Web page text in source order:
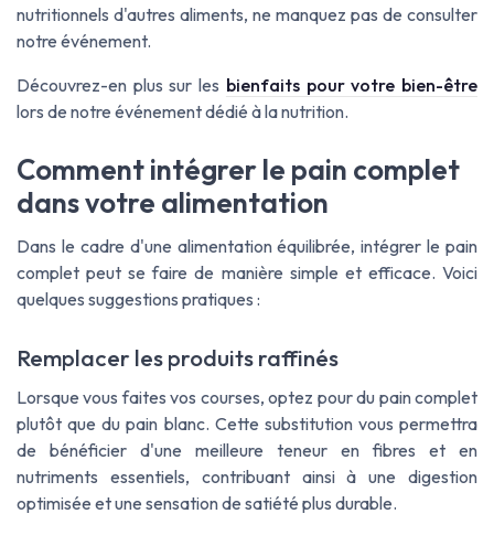
nutritionnels d'autres aliments, ne manquez pas de consulter
notre événement.
Découvrez-en plus sur les bienfaits pour votre bien-être
lors de notre événement dédié à la nutrition.
Comment intégrer le pain complet
dans votre alimentation
Dans le cadre d'une alimentation équilibrée, intégrer le pain
complet peut se faire de manière simple et efficace. Voici
quelques suggestions pratiques :
Remplacer les produits raffinés
Lorsque vous faites vos courses, optez pour du pain complet
plutôt que du pain blanc. Cette substitution vous permettra
de bénéficier d'une meilleure teneur en fibres et en
nutriments essentiels, contribuant ainsi à une digestion
optimisée et une sensation de satiété plus durable.